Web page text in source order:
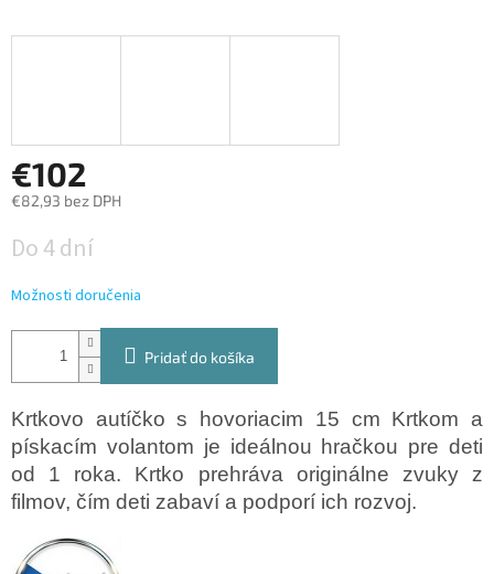
€102
€82,93 bez DPH
cena:
Do 4 dní
Možnosti doručenia
Pridať do košíka
Krtkovo autíčko s hovoriacim 15 cm Krtkom a
pískacím volantom je ideálnou hračkou pre deti
od 1 roka. Krtko prehráva originálne zvuky z
filmov, čím deti zabaví a podporí ich rozvoj.